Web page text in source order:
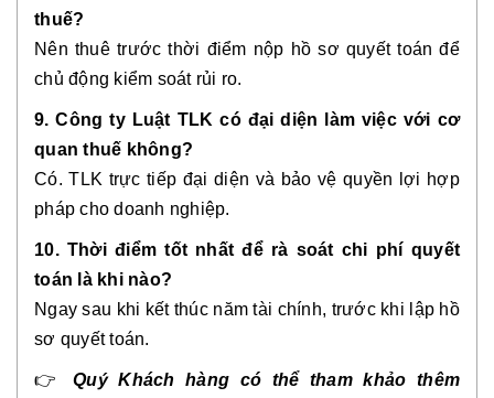
thuế?
Nên thuê trước thời điểm nộp hồ sơ quyết toán để
chủ động kiểm soát rủi ro.
9. Công ty Luật TLK có đại diện làm việc với cơ
quan thuế không?
Có. TLK trực tiếp đại diện và bảo vệ quyền lợi hợp
pháp cho doanh nghiệp.
10. Thời điểm tốt nhất để rà soát chi phí quyết
toán là khi nào?
Ngay sau khi kết thúc năm tài chính, trước khi lập hồ
sơ quyết toán.
👉
Quý Khách hàng có thể tham khảo thêm